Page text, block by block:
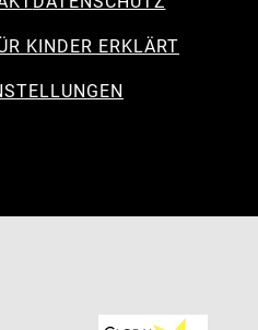
KINDER ERKLÄRT